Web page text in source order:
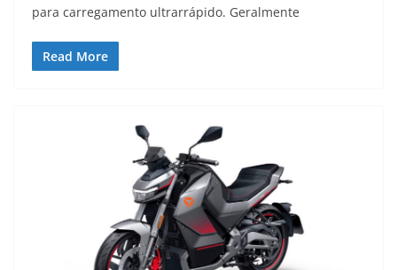
para carregamento ultrarrápido. Geralmente
Read More